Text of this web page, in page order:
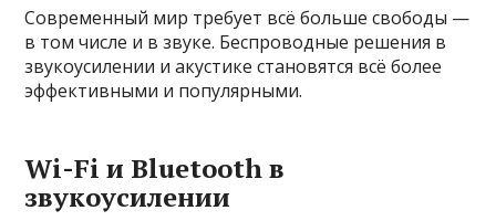
Современный мир требует всё больше свободы —
в том числе и в звуке. Беспроводные решения в
звукоусилении и акустике становятся всё более
эффективными и популярными.
Wi-Fi и Bluetooth в
звукоусилении